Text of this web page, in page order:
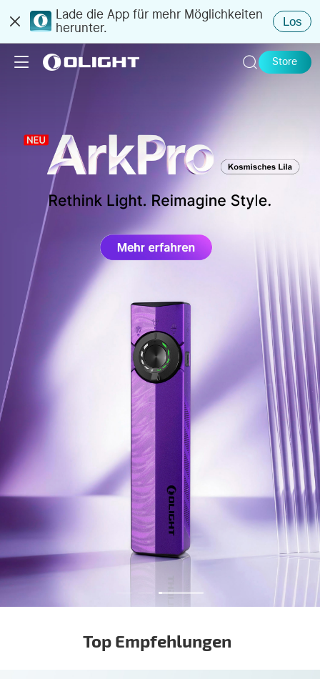
Lade die App für mehr Möglichkeiten
herunter.
Los
Store
Top Empfehlungen